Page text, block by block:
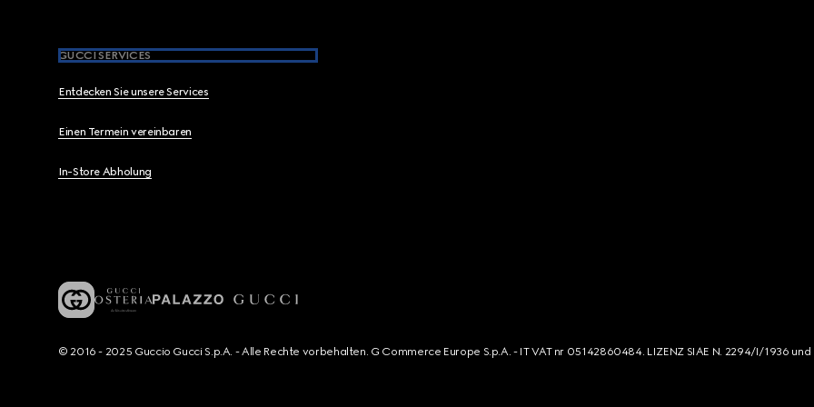
GUCCI SERVICES
Entdecken Sie unsere Services
Einen Termein vereinbaren
In-Store Abholung
© 2016 - 2025 Guccio Gucci S.p.A. - Alle Rechte vorbehalten. G Commerce Europe S.p.A. - IT VAT nr 05142860484. LIZENZ SIAE N. 2294/I/1936